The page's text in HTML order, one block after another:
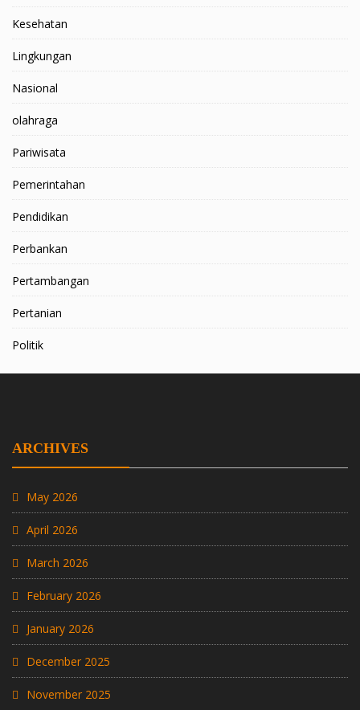
Kesehatan
Lingkungan
Nasional
olahraga
Pariwisata
Pemerintahan
Pendidikan
Perbankan
Pertambangan
Pertanian
Politik
ARCHIVES
May 2026
April 2026
March 2026
February 2026
January 2026
December 2025
November 2025